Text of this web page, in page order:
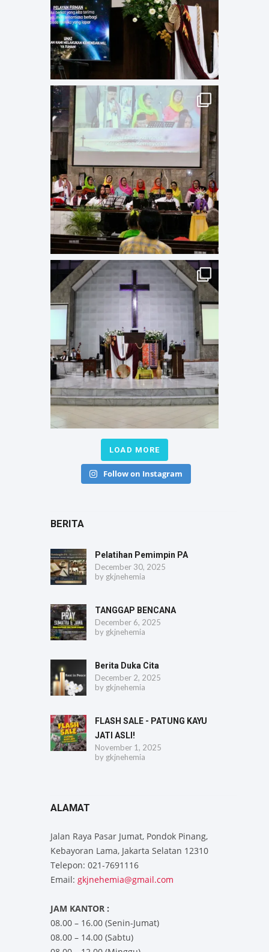
LOAD MORE
Follow on Instagram
BERITA
Pelatihan Pemimpin PA
December 30, 2025
by gkjnehemia
TANGGAP BENCANA
December 6, 2025
by gkjnehemia
Berita Duka Cita
December 2, 2025
by gkjnehemia
FLASH SALE - PATUNG KAYU
JATI ASLI!
November 1, 2025
by gkjnehemia
ALAMAT
Jalan Raya Pasar Jumat, Pondok Pinang,
Kebayoran Lama, Jakarta Selatan 12310
Telepon: 021-7691116
Email: gkjnehemia@gmail.com
JAM KANTOR :
08.00 – 16.00 (Senin-Jumat)
08.00 – 14.00 (Sabtu)